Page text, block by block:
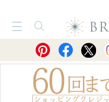
サービス ショッ